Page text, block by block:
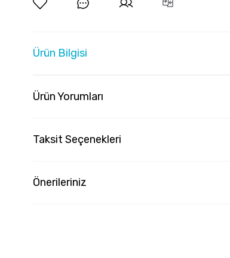
Ürün Bilgisi
Ürün Yorumları
Taksit Seçenekleri
Önerileriniz